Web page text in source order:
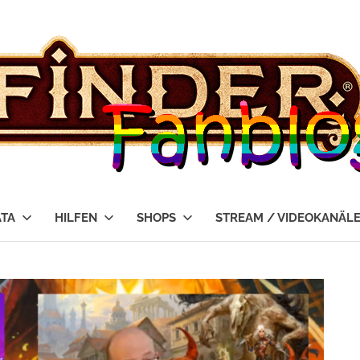
HILFEN SHOPS STREAM / VIDEOKANÄLE